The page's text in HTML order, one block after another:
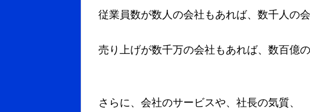
従業員数が数人の会社もあれば、数千人の会
売り上げが数千万の会社もあれば、数百億の
さらに、会社のサービスや、社長の気質、